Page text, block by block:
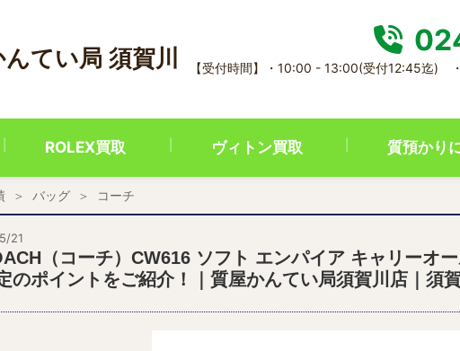
てい局 須賀川
【受付時間】・10:00 - 13:00(受付12:45迄)
ROLEX買取 ヴィトン買取 質預かり
バッグ コーチ
21
（コーチ）CW616 ソフト エンパイア キャリーオ
のポイントをご紹介！｜質屋かんてい局須賀川店｜須